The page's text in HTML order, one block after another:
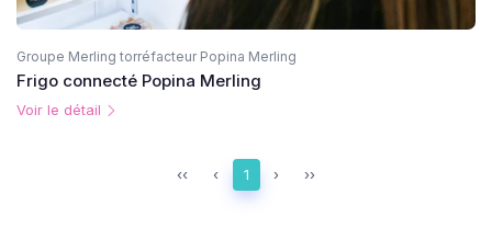
Groupe Merling torréfacteur Popina Merling
Frigo connecté Popina Merling
Voir le détail
‹‹ ‹ 1 › ››